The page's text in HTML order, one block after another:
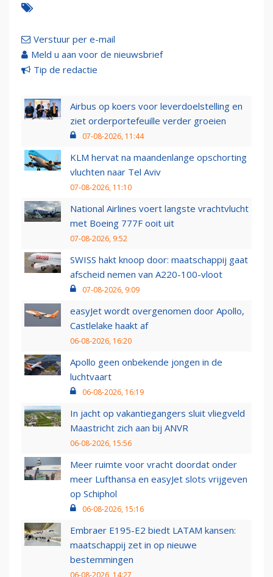
Verstuur per e-mail
Meld u aan voor de nieuwsbrief
Tip de redactie
Airbus op koers voor leverdoelstelling en
ziet orderportefeuille verder groeien
07-08-2026, 11:44
KLM hervat na maandenlange opschorting
vluchten naar Tel Aviv
07-08-2026, 11:10
National Airlines voert langste vrachtvlucht
met Boeing 777F ooit uit
07-08-2026, 9:52
SWISS hakt knoop door: maatschappij gaat
afscheid nemen van A220-100-vloot
07-08-2026, 9:09
easyJet wordt overgenomen door Apollo,
Castlelake haakt af
06-08-2026, 16:20
Apollo geen onbekende jongen in de
luchtvaart
06-08-2026, 16:19
In jacht op vakantiegangers sluit vliegveld
Maastricht zich aan bij ANVR
06-08-2026, 15:56
Meer ruimte voor vracht doordat onder
meer Lufthansa en easyJet slots vrijgeven
op Schiphol
06-08-2026, 15:16
Embraer E195-E2 biedt LATAM kansen:
maatschappij zet in op nieuwe
bestemmingen
06-08-2026, 14:27